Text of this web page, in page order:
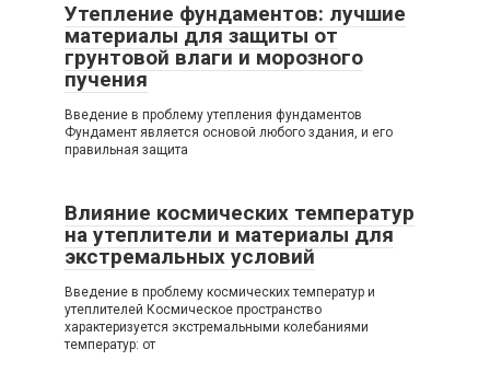
Утепление фундаментов: лучшие
материалы для защиты от
грунтовой влаги и морозного
пучения
Введение в проблему утепления фундаментов
Фундамент является основой любого здания, и его
правильная защита
Влияние космических температур
на утеплители и материалы для
экстремальных условий
Введение в проблему космических температур и
утеплителей Космическое пространство
характеризуется экстремальными колебаниями
температур: от